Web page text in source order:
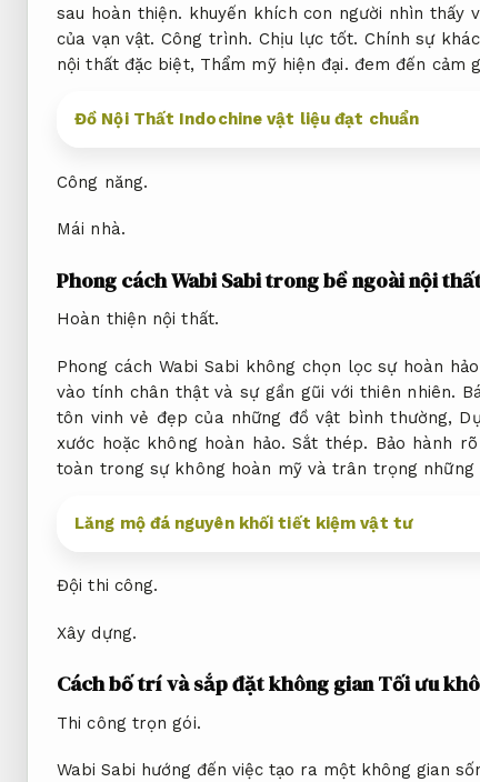
sau hoàn thiện. khuyến khích con người nhìn thấy
của vạn vật. Công trình. Chịu lực tốt. Chính sự
nội thất đặc biệt, Thẩm mỹ hiện đại. đem đến cảm
Đồ Nội Thất Indochine vật liệu đạt chuẩn
Công năng.
Mái nhà.
Phong cách Wabi Sabi trong bề ngoài nội
Hoàn thiện nội thất.
Phong cách Wabi Sabi không chọn lọc sự hoàn
vào tính chân thật và sự gần gũi với thiên nhiên.
tôn vinh vẻ đẹp của những đồ vật bình thường,
xước hoặc không hoàn hảo.Sắt thép. Bảo hành
toàn trong sự không hoàn mỹ và trân trọng những
Lăng mộ đá nguyên khối tiết kiệm vật tư
Đội thi công.
Xây dựng.
Cách bố trí và sắp đặt không gianTối ưu
Thi công trọn gói.
Wabi Sabi hướng đến việc tạo ra một không gian